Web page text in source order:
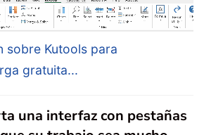
sobre Kutools para
gratuita...
una interfaz con pestañas